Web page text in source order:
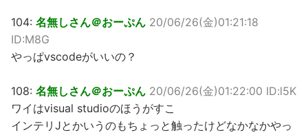
104: 名無しさん＠おーぷん 20/06/26(金)01:21:18
ID:M8G
やっぱvscodeがいいの？
108: 名無しさん＠おーぷん 20/06/26(金)01:22:00 ID:l5K
ワイはvisual studioのほうがすこ
インテリJとかいうのもちょっと触ったけどなかなかやっ